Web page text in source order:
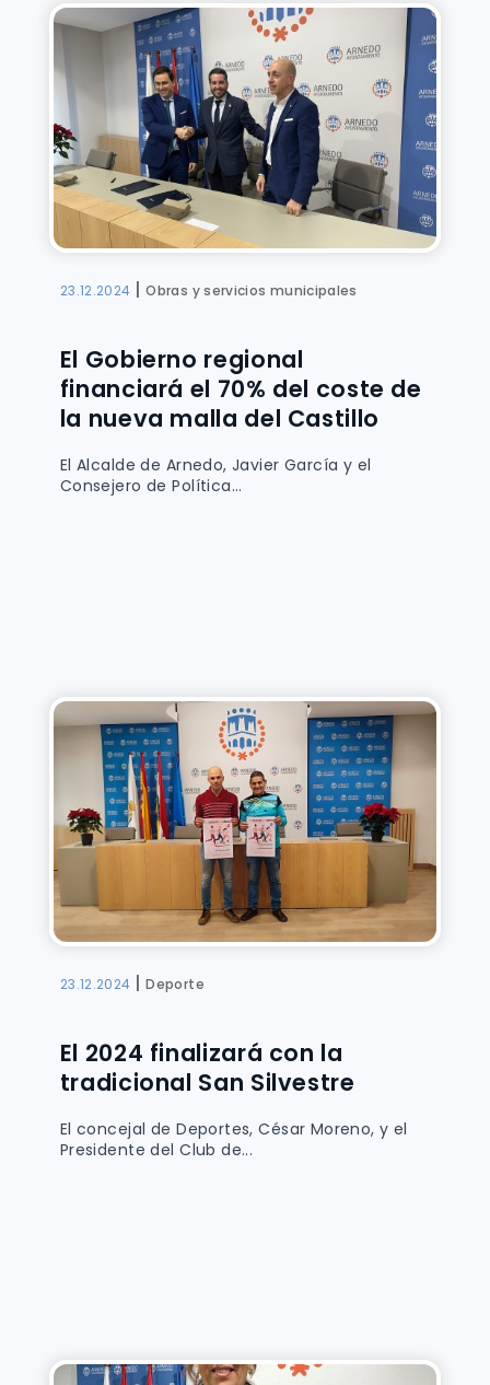
23.12.2024 |Obras y servicios municipales
El Gobierno regional
financiará el 70% del coste de
la nueva malla del Castillo
El Alcalde de Arnedo, Javier García y el
Consejero de Política...
23.12.2024 |Deporte
El 2024 finalizará con la
tradicional San Silvestre
El concejal de Deportes, César Moreno, y el
Presidente del Club de...